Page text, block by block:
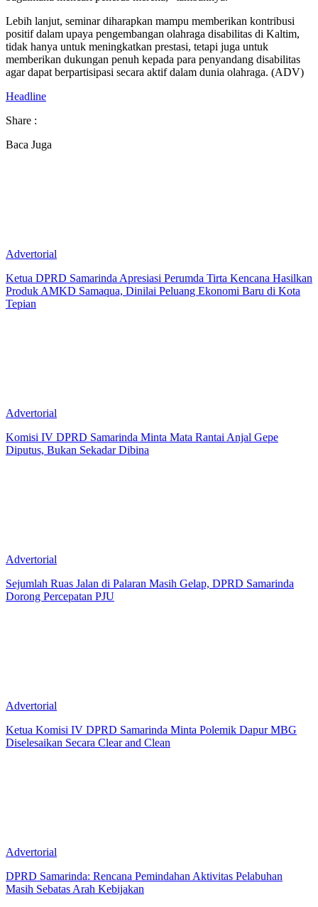
Lebih lanjut, seminar diharapkan mampu memberikan kontribusi
positif dalam upaya pengembangan olahraga disabilitas di Kaltim,
tidak hanya untuk meningkatkan prestasi, tetapi juga untuk
memberikan dukungan penuh kepada para penyandang disabilitas
agar dapat berpartisipasi secara aktif dalam dunia olahraga. (ADV)
Headline
Share :
Baca Juga
Advertorial
Ketua DPRD Samarinda Apresiasi Perumda Tirta Kencana Hasilkan
Produk AMKD Samaqua, Dinilai Peluang Ekonomi Baru di Kota
Tepian
Advertorial
Komisi IV DPRD Samarinda Minta Mata Rantai Anjal Gepe
Diputus, Bukan Sekadar Dibina
Advertorial
Sejumlah Ruas Jalan di Palaran Masih Gelap, DPRD Samarinda
Dorong Percepatan PJU
Advertorial
Ketua Komisi IV DPRD Samarinda Minta Polemik Dapur MBG
Diselesaikan Secara Clear and Clean
Advertorial
DPRD Samarinda: Rencana Pemindahan Aktivitas Pelabuhan
Masih Sebatas Arah Kebijakan